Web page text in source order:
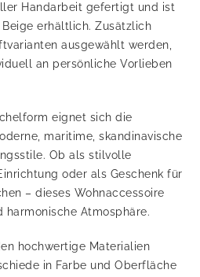
Handarbeit gefertigt und ist
erhältlich. Zusätzlich
ausgewählt werden,
an persönliche Vorlieben
eignet sich die
maritime, skandinavische
Ob als stilvolle
oder als Geschenk für
– dieses Wohnaccessoire
Atmosphäre.
hochwertige Materialien
in Farbe und Oberfläche